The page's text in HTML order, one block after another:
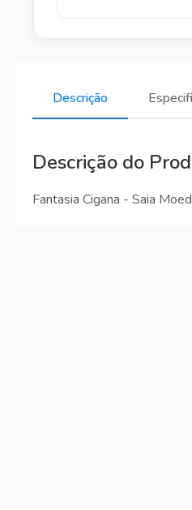
Descrição
Descrição do
Fantasia Cigana - Saia